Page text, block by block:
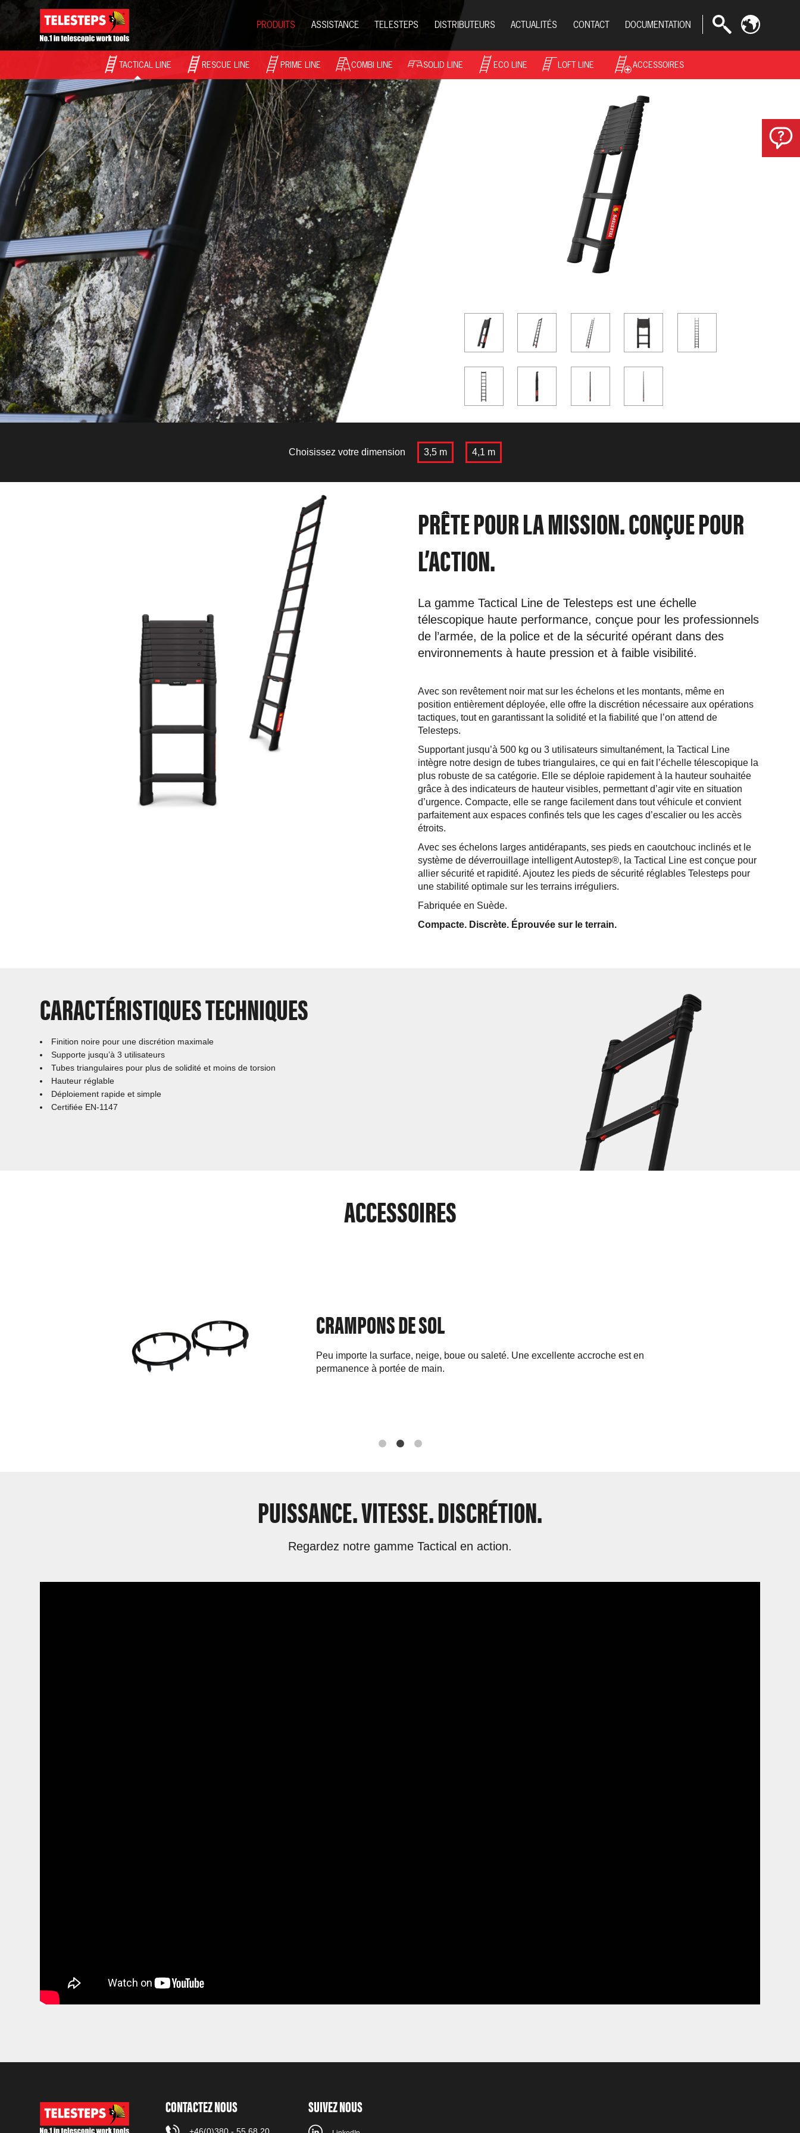
PRODUITS
TACTICAL LINE RESCUE LINE PRIME LINE COMBI LINE SOLID LINE ECO LINE LOFT LINE ACCESSOIRES
ASSISTANCE TELESTEPS DISTRIBUTEURS ACTUALITÉS CONTACT DOCUMENTATION
Choisissez votre dimension 3,5 m 4,1 m
PRÊTE POUR LA MISSION. CONÇUE POUR
L’ACTION.
La gamme Tactical Line de Telesteps est une échelle
télescopique haute performance, conçue pour les professionnels
de l’armée, de la police et de la sécurité opérant dans des
environnements à haute pression et à faible visibilité.
Avec son revêtement noir mat sur les échelons et les montants, même en
position entièrement déployée, elle offre la discrétion nécessaire aux opérations
tactiques, tout en garantissant la solidité et la fiabilité que l’on attend de
Telesteps.
Supportant jusqu’à 500 kg ou 3 utilisateurs simultanément, la Tactical Line
intègre notre design de tubes triangulaires, ce qui en fait l’échelle télescopique la
plus robuste de sa catégorie. Elle se déploie rapidement à la hauteur souhaitée
grâce à des indicateurs de hauteur visibles, permettant d’agir vite en situation
d’urgence. Compacte, elle se range facilement dans tout véhicule et convient
parfaitement aux espaces confinés tels que les cages d’escalier ou les accès
étroits.
Avec ses échelons larges antidérapants, ses pieds en caoutchouc inclinés et le
système de déverrouillage intelligent Autostep®, la Tactical Line est conçue pour
allier sécurité et rapidité. Ajoutez les pieds de sécurité réglables Telesteps pour
une stabilité optimale sur les terrains irréguliers.
Fabriquée en Suède.
Compacte. Discrète. Éprouvée sur le terrain.
CARACTÉRISTIQUES TECHNIQUES
Finition noire pour une discrétion maximale
Supporte jusqu’à 3 utilisateurs
Tubes triangulaires pour plus de solidité et moins de torsion
Hauteur réglable
Déploiement rapide et simple
Certifiée EN-1147
ACCESSOIRES
CRAMPONS DE SOL
Peu importe la surface, neige, boue ou saleté. Une excellente accroche est en
permanence à portée de main.
PUISSANCE. VITESSE. DISCRÉTION.
Regardez notre gamme Tactical en action.
CONTACTEZ NOUS SUIVEZ NOUS